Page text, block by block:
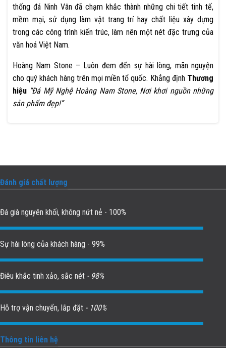
thống đá Ninh Vân đã chạm khắc thành những chi tiết tinh tế,
mềm mại, sử dụng làm vật trang trí hay chất liệu xây dựng
trong các công trình kiến trúc, làm nên một nét đặc trưng của
văn hoá Việt Nam.
Hoàng Nam Stone – Luôn đem đến sự hài lòng, mãn nguyện
cho quý khách hàng trên mọi miền tổ quốc. Khẳng định Thương
hiệu “Đá Mỹ Nghệ Hoàng Nam Stone, Nơi khơi nguồn những
sản phẩm đẹp!”
Đánh giá chất lượng
Đá già nguyên khối, không nứt nẻ - 100%
Sự hài lòng của khách hàng - 99%
Điêu khắc tinh xảo, sắc nét - 98%
Hỗ trợ vận chuyển, lắp đặt - 100%
Thông tin liên hệ